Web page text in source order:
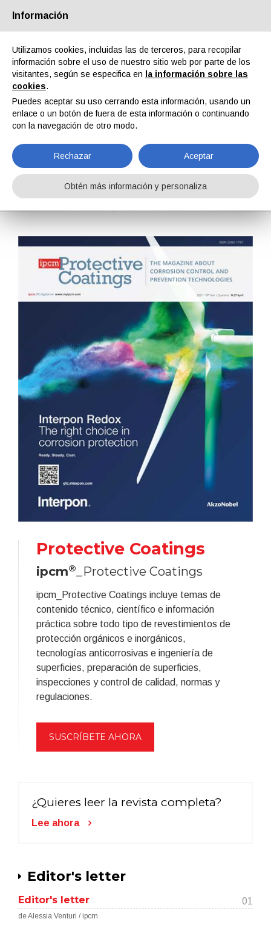
Quiénes somos Socios Contactos Área reservada
Protective Coatings n. 37, Vol. X, Abril 2021
Revistas Protective Coatings
Protective Coatings
ipcm® _Protective Coatings
ipcm_Protective Coatings incluye temas de
contenido técnico, científico e información
práctica sobre todo tipo de revestimientos de
protección orgánicos e inorgánicos,
tecnologías anticorrosivas e ingeniería de
superficies, preparación de superficies,
inspecciones y control de calidad, normas y
regulaciones.
SUSCRÍBETE AHORA
¿Quieres leer la revista completa?
Lee ahora
Editor's letter
Editor's letter 01
de Alessia Venturi / ipcm
Información
Utilizamos cookies, incluidas las de terceros, para recopilar
información sobre el uso de nuestro sitio web por parte de los
visitantes, según se especifica en
la información sobre las
cookies.
Puedes aceptar su uso cerrando esta información, usando un
enlace o un botón de fuera de esta información o continuando
con la navegación de otro modo.
Rechazar Aceptar
Obtén más información y personaliza